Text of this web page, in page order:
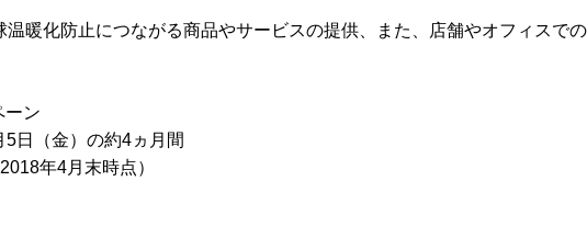
暖化防止につながる商品やサービスの提供、また、店舗やオフィスで
ーン
日（金）の約4ヵ月間
年4月末時点）